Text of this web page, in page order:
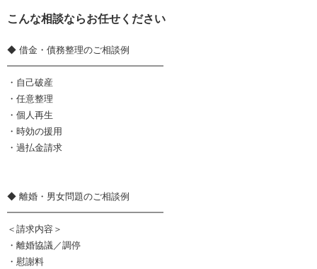
こんな相談ならお任せください
◆ 借金・債務整理のご相談例
━━━━━━━━━━━━━━━━━
・自己破産
・任意整理
・個人再生
・時効の援用
・過払金請求
◆ 離婚・男女問題のご相談例
━━━━━━━━━━━━━━━━━
＜請求内容＞
・離婚協議／調停
・慰謝料